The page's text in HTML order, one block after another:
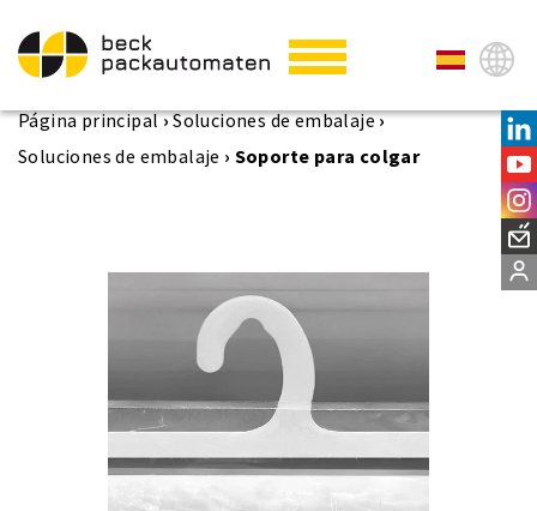
Página principal›Soluciones de embalaje›
Soluciones de embalaje › Soporte para colgar